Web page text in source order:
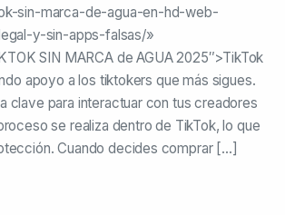
sin-marca-de-agua-en-hd-web-
y-sin-apps-falsas/»
SIN MARCA de AGUA 2025″>TikTok
apoyo a los tiktokers que más sigues.
clave para interactuar con tus creadores
se realiza dentro de TikTok, lo que
Cuando decides comprar […]